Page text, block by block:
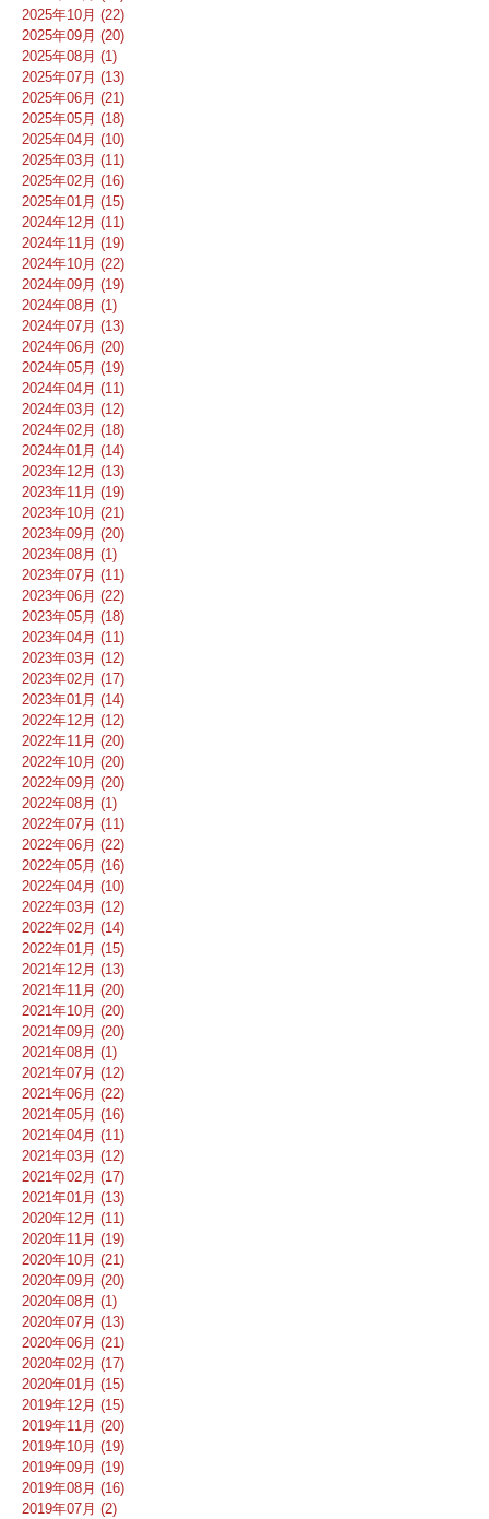
2025年10月 (22)
2025年09月 (20)
2025年08月 (1)
2025年07月 (13)
2025年06月 (21)
2025年05月 (18)
2025年04月 (10)
2025年03月 (11)
2025年02月 (16)
2025年01月 (15)
2024年12月 (11)
2024年11月 (19)
2024年10月 (22)
2024年09月 (19)
2024年08月 (1)
2024年07月 (13)
2024年06月 (20)
2024年05月 (19)
2024年04月 (11)
2024年03月 (12)
2024年02月 (18)
2024年01月 (14)
2023年12月 (13)
2023年11月 (19)
2023年10月 (21)
2023年09月 (20)
2023年08月 (1)
2023年07月 (11)
2023年06月 (22)
2023年05月 (18)
2023年04月 (11)
2023年03月 (12)
2023年02月 (17)
2023年01月 (14)
2022年12月 (12)
2022年11月 (20)
2022年10月 (20)
2022年09月 (20)
2022年08月 (1)
2022年07月 (11)
2022年06月 (22)
2022年05月 (16)
2022年04月 (10)
2022年03月 (12)
2022年02月 (14)
2022年01月 (15)
2021年12月 (13)
2021年11月 (20)
2021年10月 (20)
2021年09月 (20)
2021年08月 (1)
2021年07月 (12)
2021年06月 (22)
2021年05月 (16)
2021年04月 (11)
2021年03月 (12)
2021年02月 (17)
2021年01月 (13)
2020年12月 (11)
2020年11月 (19)
2020年10月 (21)
2020年09月 (20)
2020年08月 (1)
2020年07月 (13)
2020年06月 (21)
2020年02月 (17)
2020年01月 (15)
2019年12月 (15)
2019年11月 (20)
2019年10月 (19)
2019年09月 (19)
2019年08月 (16)
2019年07月 (2)